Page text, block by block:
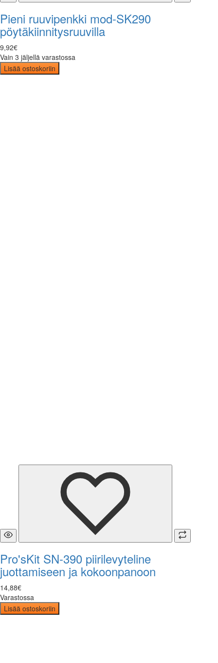
Pieni ruuvipenkki mod-SK290
pöytäkiinnitysruuvilla
9,92€
Vain 3 jäljellä varastossa
Lisää ostoskoriin
Pro'sKit SN-390 piirilevyteline
juottamiseen ja kokoonpanoon
14,88€
Varastossa
Lisää ostoskoriin